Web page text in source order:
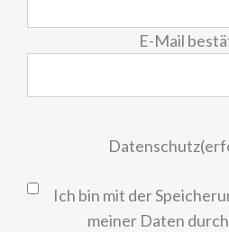
E-Mail
Datenschutz
Ich bin mit der
meiner Daten